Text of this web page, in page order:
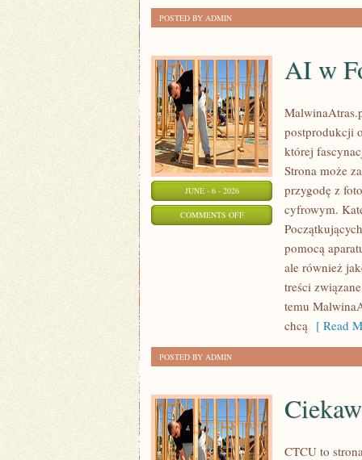
POSTED BY ADMIN
JUNE - 6 - 2026
COMMENTS OFFON
FOTOGRAFII
AI w
postprodukcji
której
Strona może
przygodę z
cyfrowym.
pomocą
ale również
treści
temu
chcą [ Read
POSTED BY ADMIN
CTCU to